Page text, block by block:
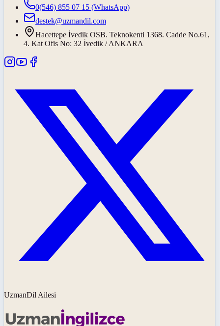
0(546) 855 07 15 (WhatsApp)
destek@uzmandil.com
Hacettepe İvedik OSB. Teknokenti 1368. Cadde No.61,
4. Kat Ofis No: 32 İvedik / ANKARA
UzmanDil Ailesi